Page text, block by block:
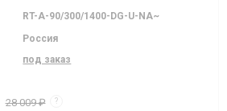
RT-A-90/300/1400-DG-U-NA~
Россия
под заказ
28 009 ₽ ?